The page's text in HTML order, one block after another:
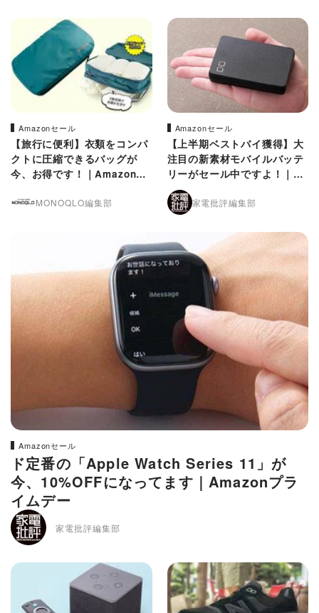
Amazonセール
【旅行に便利】衣類をコンパ
クトに圧縮できるバッグが
今、お得です！｜Amazonプ
MONOQLO編集部
Amazonセール
【上半期ベストバイ獲得】大
注目の新素材モバイルバッテ
リーがセール中ですよ！｜A
mazonプライムデー
家電批評編集部
Amazonセール
ド定番の「Apple Watch Series 11」が
今、10%OFFになってます｜Amazonプラ
イムデー
家電批評編集部